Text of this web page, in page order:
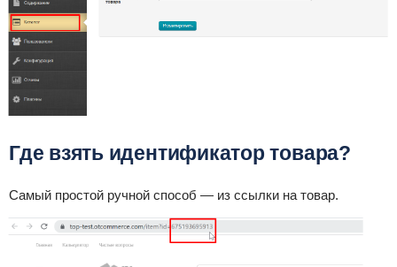
Где взять идентификатор товара?
Самый простой ручной способ — из ссылки на товар.